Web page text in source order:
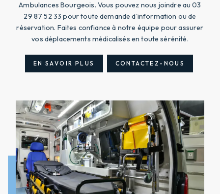
Ambulances Bourgeois. Vous pouvez nous joindre au 03
29 87 52 33 pour toute demande d'information ou de
réservation. Faites confiance à notre équipe pour assurer
vos déplacements médicalisés en toute sérénité.
EN SAVOIR PLUS CONTACTEZ-NOUS